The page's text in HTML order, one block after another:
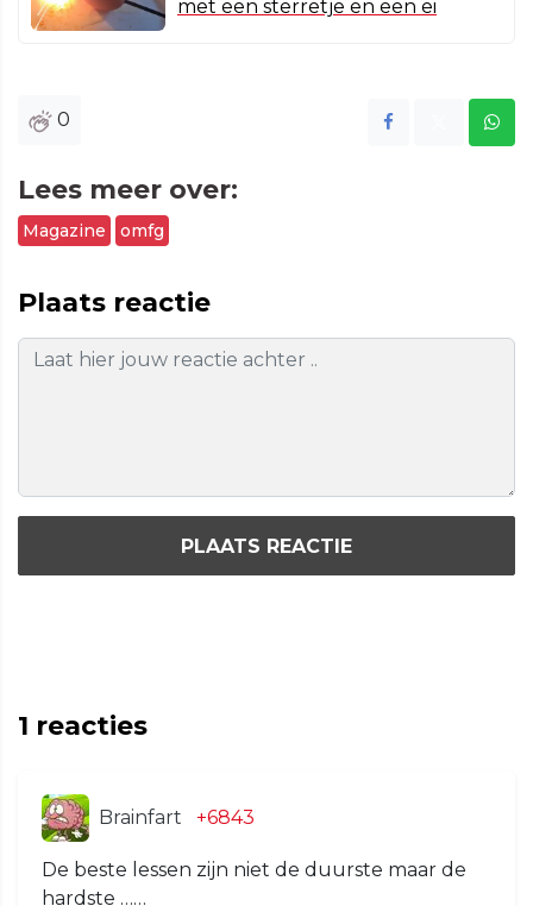
met een sterretje en een ei
0
Lees meer over:
Magazine omfg
Plaats reactie
PLAATS REACTIE
1 reacties
Brainfart +6843
De beste lessen zijn niet de duurste maar de
hardste ……